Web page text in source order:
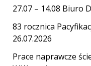
27.07 – 14.08 Biuro
83 rocznica
26.07.2026
Prace naprawcze